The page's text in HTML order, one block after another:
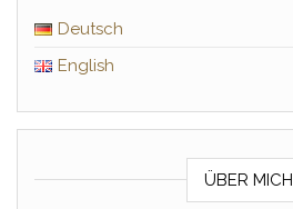
Deutsch
English
ÜBER MICH